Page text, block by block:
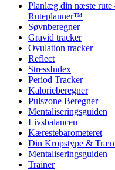
Planlæg din næste rute
Ruteplanner™
Søvnberegner
Gravid tracker
Ovulation tracker
Reflect
StressIndex
Period Tracker
Kalorieberegner
Pulszone Beregner
Mentaliseringsguiden
Livsbalancen
Kærestebarometeret
Din Kropstype &
Mentaliseringsguiden
Trainer